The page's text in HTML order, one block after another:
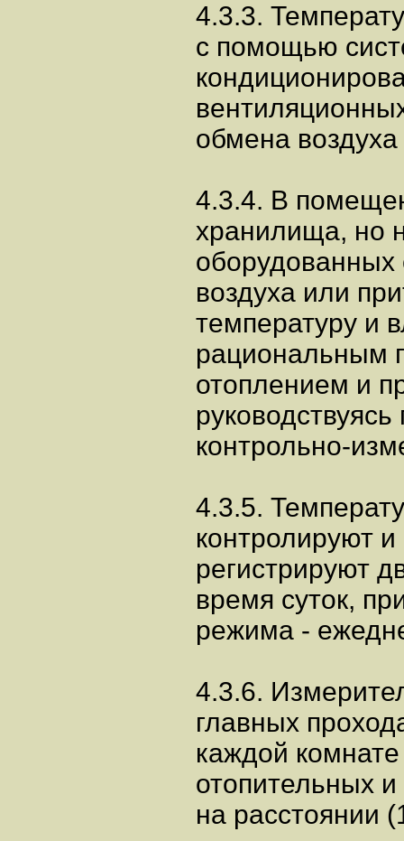
4.3.3.
с помощью
обмена
4.3.4. В
хранилища, но
воздуха или
температуру и
рациональным
отоплением и
контрольно-
4.3.5.
контролируют и
регистрируют
время суток,
режима -
4.3.6.
главных
каждой
отопительных
на расстоянии